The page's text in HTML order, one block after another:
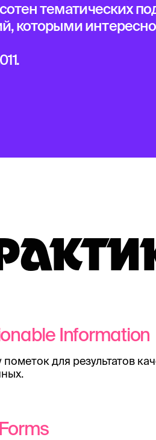
тематических
которыми
.
Information
для результатов